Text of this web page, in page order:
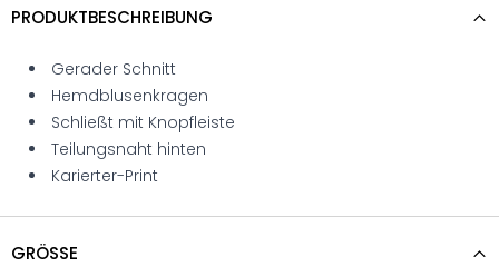
PRODUKTBESCHREIBUNG
Gerader Schnitt
Hemdblusenkragen
Schließt mit Knopfleiste
Teilungsnaht hinten
Karierter-Print
GRÖSSE